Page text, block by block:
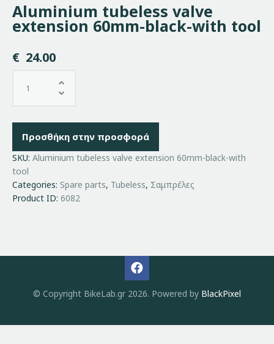
Aluminium tubeless valve
extension 60mm-black-with tool
€ 24.00
Προσθήκη στην προσφορά
SKU: Aluminium tubeless valve extension 60mm-black-with
tool
Categories: Spare parts, Tubeless, Σαμπρέλες
Product ID: 6082
© Copyright BikeLab.gr 2026. Powered by BlackPixel